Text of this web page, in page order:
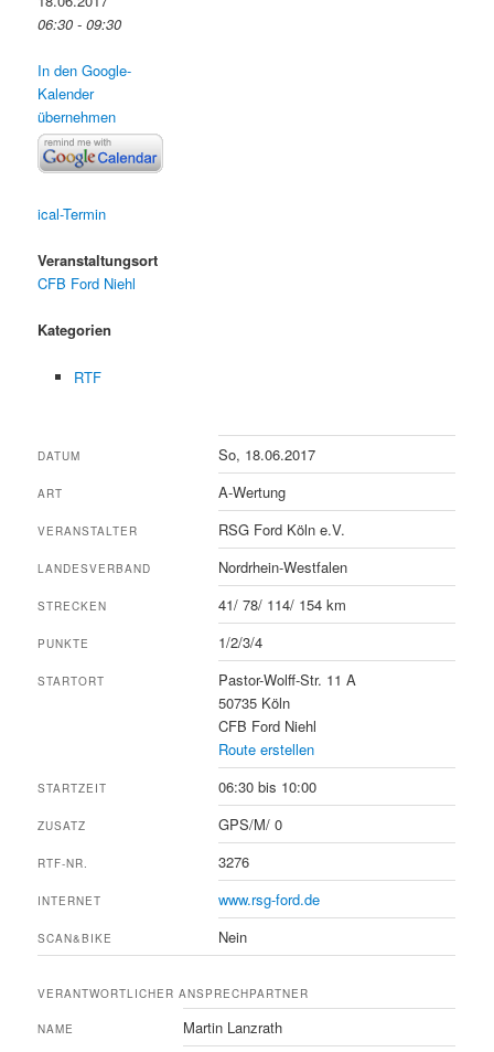
06:30 - 09:30
In den Google-
Kalender
übernehmen
ical-Termin
Veranstaltungsort
CFB Ford Niehl
Kategorien
RTF
DATUM So, 18.06.2017
ART A-Wertung
VERANSTALTER RSG Ford Köln e.V.
LANDESVERBAND Nordrhein-Westfalen
STRECKEN 41/ 78/ 114/ 154 km
PUNKTE 1/2/3/4
STARTORT
Pastor-Wolff-Str. 11 A
50735 Köln
CFB Ford Niehl
Route erstellen
STARTZEIT 06:30 bis 10:00
ZUSATZ GPS/M/ 0
RTF-NR. 3276
INTERNET www.rsg-ford.de
SCAN&BIKE Nein
VERANTWORTLICHER ANSPRECHPARTNER
NAME Martin Lanzrath